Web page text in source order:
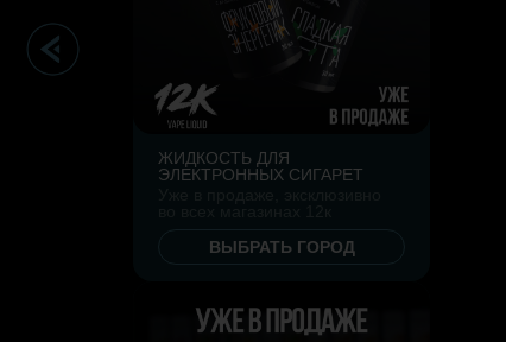
ВЫБРАТЬ ГОРОД
ЖИДКОСТЬ ДЛЯ
ЭЛЕКТРОННЫХ СИГАРЕТ